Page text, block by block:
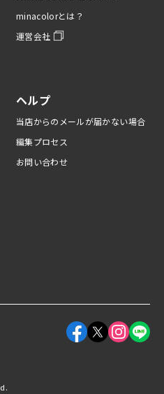
minacolorとは？
運営会社
ヘルプ
当店からのメールが届かない場合
編集プロセス
お問い合わせ